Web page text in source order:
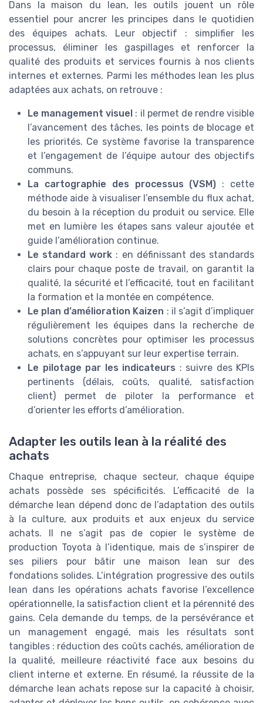
Dans la maison du lean, les outils jouent un rôle
essentiel pour ancrer les principes dans le quotidien
des équipes achats. Leur objectif : simplifier les
processus, éliminer les gaspillages et renforcer la
qualité des produits et services fournis à nos clients
internes et externes. Parmi les méthodes lean les plus
adaptées aux achats, on retrouve :
Le management visuel : il permet de rendre visible
l’avancement des tâches, les points de blocage et
les priorités. Ce système favorise la transparence
et l’engagement de l’équipe autour des objectifs
communs.
La cartographie des processus (VSM) : cette
méthode aide à visualiser l’ensemble du flux achat,
du besoin à la réception du produit ou service. Elle
met en lumière les étapes sans valeur ajoutée et
guide l’amélioration continue.
Le standard work : en définissant des standards
clairs pour chaque poste de travail, on garantit la
qualité, la sécurité et l’efficacité, tout en facilitant
la formation et la montée en compétence.
Le plan d’amélioration Kaizen : il s’agit d’impliquer
régulièrement les équipes dans la recherche de
solutions concrètes pour optimiser les processus
achats, en s’appuyant sur leur expertise terrain.
Le pilotage par les indicateurs : suivre des KPIs
pertinents (délais, coûts, qualité, satisfaction
client) permet de piloter la performance et
d’orienter les efforts d’amélioration.
Adapter les outils lean à la réalité des
achats
Chaque entreprise, chaque secteur, chaque équipe
achats possède ses spécificités. L’efficacité de la
démarche lean dépend donc de l’adaptation des outils
à la culture, aux produits et aux enjeux du service
achats. Il ne s’agit pas de copier le système de
production Toyota à l’identique, mais de s’inspirer de
ses piliers pour bâtir une maison lean sur des
fondations solides. L’intégration progressive des outils
lean dans les opérations achats favorise l’excellence
opérationnelle, la satisfaction client et la pérennité des
gains. Cela demande du temps, de la persévérance et
un management engagé, mais les résultats sont
tangibles : réduction des coûts cachés, amélioration de
la qualité, meilleure réactivité face aux besoins du
client interne et externe. En résumé, la réussite de la
démarche lean achats repose sur la capacité à choisir,